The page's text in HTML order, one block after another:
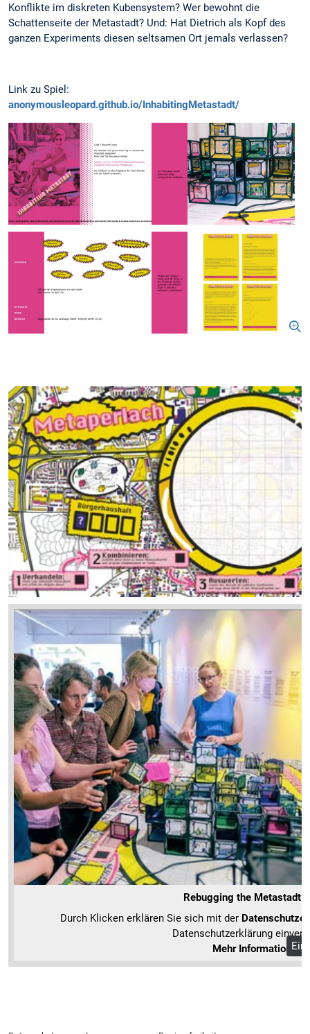
Konflikte im diskreten Kubensystem? Wer bewohnt die
Schattenseite der Metastadt? Und: Hat Dietrich als Kopf des
ganzen Experiments diesen seltsamen Ort jemals verlassen?
Link zu Spiel:
anonymousleopard.github.io/InhabitingMetastadt/
Rebugging the Metastadt:
Durch Klicken erklären Sie sich mit der
Datenschutzerklärung
Mehr Informationen